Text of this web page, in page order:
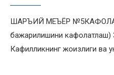
ШАРЪИЙ МЕЪЁР
бажарилишини кафолатлаш)
Кафилликнинг жоизлиги ва